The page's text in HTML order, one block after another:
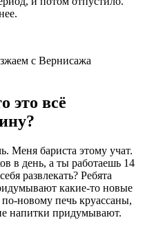
с Вернисажа
это всё
Меня бариста этому учат.
в день, а ты работаешь 14
развлекать? Ребята
какие-то новые
новому печь круассаны,
напитки придумывают.